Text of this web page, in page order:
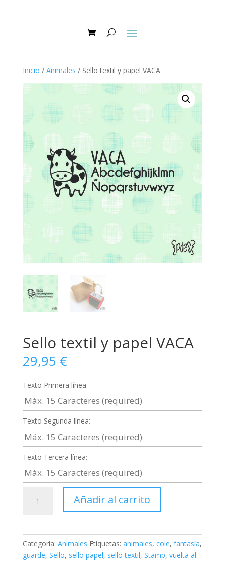
Inicio / Animales / Sello textil y papel VACA
Sello textil y papel VACA
29,95 €
Texto Primera línea:
Texto Segunda línea:
Texto Tercera línea:
cantidad
Añadir al carrito
Categoría: Animales Etiquetas: animales, cole, fantasía,
guarde, Sello, sello papel, sello textil, Stamp, vuelta al